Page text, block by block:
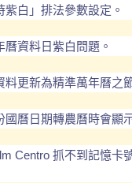
紫白」排法參數設定。
曆資料日紫白問題。
料更新為精準萬年曆之
國曆日期轉農曆時會顯
Centro 抓不到記憶卡